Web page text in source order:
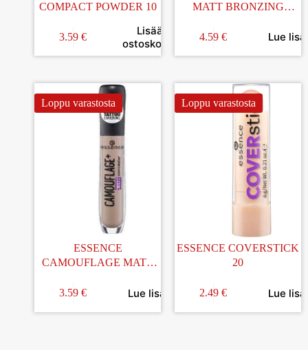
COMPACT POWDER 10
3.59 €
Lisää
ostoskoriin
MATT BRONZING
4.59 € Lue
Loppu varastosta
ESSENCE
CAMOUFLAGE MATT
3.59 € Lue lisää
Loppu varastosta
ESSENCE COVERSTICK
20
2.49 € Lue